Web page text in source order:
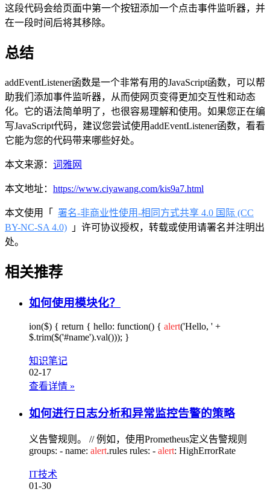
这段代码会给页面中第一个按钮添加一个点击事件监听器，并
在一段时间后将其移除。
总结
addEventListener函数是一个非常有用的JavaScript函数，可以帮
助我们添加事件监听器，从而使网页变得更加交互性和动态
化。它的语法简单明了，也很容易理解和使用。如果您正在编
写JavaScript代码，建议您尝试使用addEventListener函数，看看
它能为您的代码带来哪些好处。
本文来源： 词雅网
本文地址： https://www.ciyawang.com/kis9a7.html
本文使用「 署名-非商业性使用-相同方式共享 4.0 国际 (CC
BY-NC-SA 4.0) 」许可协议授权，转载或使用请署名并注明出
处。
相关推荐
如何使用模块化？
ion($) { return { hello: function() { alert('Hello, ' +
$.trim($('#name').val())); }
知识笔记
02-17
查看详情 »
如何进行日志分析和异常监控告警的策略
义告警规则。 // 例如，使用Prometheus定义告警规则
groups: - name: alert.rules rules: - alert: HighErrorRate
IT技术
01-30